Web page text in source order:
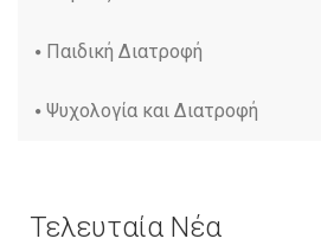
Παιδική Διατροφή
Ψυχολογία και Διατροφή
Τελευταία Νέα